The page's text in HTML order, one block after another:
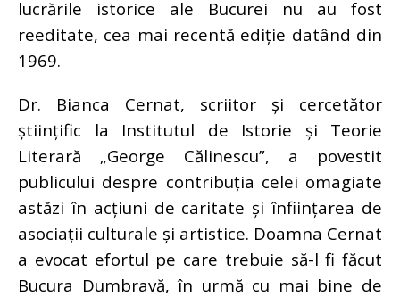
lucrările istorice ale Bucurei nu au fost
reeditate, cea mai recentă ediție datând din
1969.
Dr. Bianca Cernat, scriitor și cercetător
științific la Institutul de Istorie și Teorie
Literară „George Călinescu”, a povestit
publicului despre contribuția celei omagiate
astăzi în acțiuni de caritate și înființarea de
asociații culturale și artistice. Doamna Cernat
a evocat efortul pe care trebuie să-l fi făcut
Bucura Dumbravă, în urmă cu mai bine de